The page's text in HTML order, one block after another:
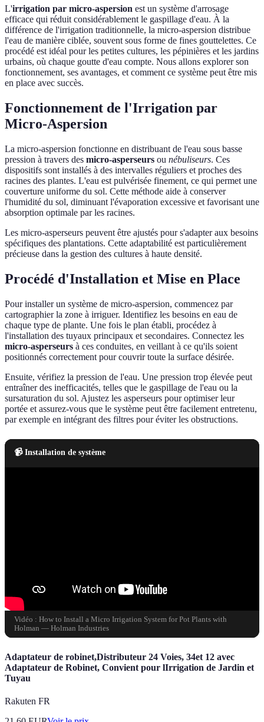
L'irrigation par micro-aspersion est un système d'arrosage
efficace qui réduit considérablement le gaspillage d'eau. À la
différence de l'irrigation traditionnelle, la micro-aspersion distribue
l'eau de manière ciblée, souvent sous forme de fines gouttelettes. Ce
procédé est idéal pour les petites cultures, les pépinières et les jardins
urbains, où chaque goutte d'eau compte. Nous allons explorer son
fonctionnement, ses avantages, et comment ce système peut être mis
en place avec succès.
Fonctionnement de l'Irrigation par
Micro-Aspersion
La micro-aspersion fonctionne en distribuant de l'eau sous basse
pression à travers des micro-asperseurs ou nébuliseurs. Ces
dispositifs sont installés à des intervalles réguliers et proches des
racines des plantes. L'eau est pulvérisée finement, ce qui permet une
couverture uniforme du sol. Cette méthode aide à conserver
l'humidité du sol, diminuant l'évaporation excessive et favorisant une
absorption optimale par les racines.
Les micro-asperseurs peuvent être ajustés pour s'adapter aux besoins
spécifiques des plantations. Cette adaptabilité est particulièrement
précieuse dans la gestion des cultures à haute densité.
Procédé d'Installation et Mise en Place
Pour installer un système de micro-aspersion, commencez par
cartographier la zone à irriguer. Identifiez les besoins en eau de
chaque type de plante. Une fois le plan établi, procédez à
l'installation des tuyaux principaux et secondaires. Connectez les
micro-asperseurs à ces conduites, en veillant à ce qu'ils soient
positionnés correctement pour couvrir toute la surface désirée.
Ensuite, vérifiez la pression de l'eau. Une pression trop élevée peut
entraîner des inefficacités, telles que le gaspillage de l'eau ou la
sursaturation du sol. Ajustez les asperseurs pour optimiser leur
portée et assurez-vous que le système peut être facilement entretenu,
par exemple en intégrant des filtres pour éviter les obstructions.
📹 Installation de système
Vidéo : How to Install a Micro Irrigation System for Pot Plants with
Holman — Holman Industries
Adaptateur de robinet,Distributeur 24 Voies, 34et 12 avec
Adaptateur de Robinet, Convient pour lIrrigation de Jardin et
Tuyau
Rakuten FR